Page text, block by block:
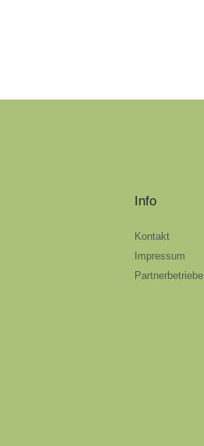
Info
Kontakt
Impressum
Partnerbetriebe